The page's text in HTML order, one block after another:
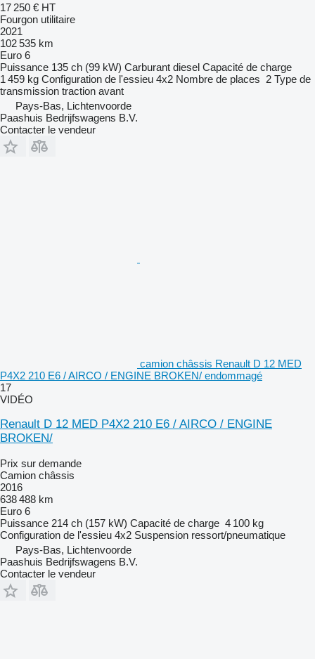
17 250 € HT
Fourgon utilitaire
2021
102 535 km
Euro 6
Puissance 135 ch (99 kW) Carburant diesel Capacité de charge
1 459 kg Configuration de l'essieu 4x2 Nombre de places 2 Type de
transmission traction avant
Pays-Bas, Lichtenvoorde
Paashuis Bedrijfswagens B.V.
Contacter le vendeur
camion châssis Renault D 12 MED
P4X2 210 E6 / AIRCO / ENGINE BROKEN/ endommagé
17
VIDÉO
Renault D 12 MED P4X2 210 E6 / AIRCO / ENGINE
BROKEN/
Prix sur demande
Camion châssis
2016
638 488 km
Euro 6
Puissance 214 ch (157 kW) Capacité de charge 4 100 kg
Configuration de l'essieu 4x2 Suspension ressort/pneumatique
Pays-Bas, Lichtenvoorde
Paashuis Bedrijfswagens B.V.
Contacter le vendeur